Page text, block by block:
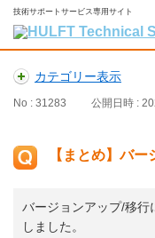
技術サポートサービス専用サイト
カテゴリー表示
No : 31283 公開日時 :
【まとめ】バ
バージョンアップ/移行
しました。